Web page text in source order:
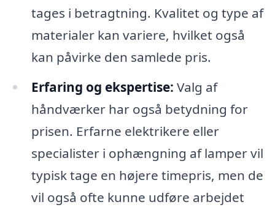
tages i betragtning. Kvalitet og type af
materialer kan variere, hvilket også
kan påvirke den samlede pris.
Erfaring og ekspertise: Valg af
håndværker har også betydning for
prisen. Erfarne elektrikere eller
specialister i ophængning af lamper vil
typisk tage en højere timepris, men de
vil også ofte kunne udføre arbejdet